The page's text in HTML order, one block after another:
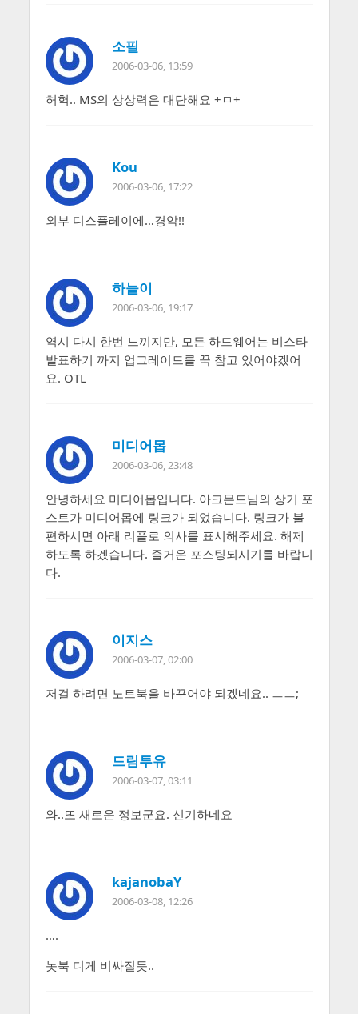
소필
2006-03-06, 13:59
허헉.. MS의 상상력은 대단해요 +ㅁ+
Kou
2006-03-06, 17:22
외부 디스플레이에…경악!!
하늘이
2006-03-06, 19:17
역시 다시 한번 느끼지만, 모든 하드웨어는 비스타
발표하기 까지 업그레이드를 꾹 참고 있어야겠어
요. OTL
미디어몹
2006-03-06, 23:48
안녕하세요 미디어몹입니다. 아크몬드님의 상기 포
스트가 미디어몹에 링크가 되었습니다. 링크가 불
편하시면 아래 리플로 의사를 표시해주세요. 해제
하도록 하겠습니다. 즐거운 포스팅되시기를 바랍니
다.
이지스
2006-03-07, 02:00
저걸 하려면 노트북을 바꾸어야 되겠네요.. ㅡㅡ;
드림투유
2006-03-07, 03:11
와..또 새로운 정보군요. 신기하네요
kajanobaY
2006-03-08, 12:26
….
놋북 디게 비싸질듯..